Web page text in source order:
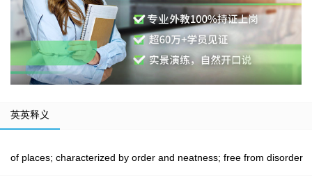
英英释义
of places; characterized by order and neatness; free from disorder